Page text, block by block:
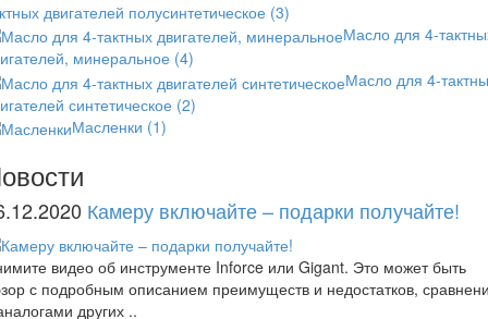
двигателей полусинтетическое (3)
Масло для 4-
минеральное (4)
Масло для 4-
синтетическое (2)
Масленки (1)
Камеру включайте – подарки получайте!
видео об инструменте Inforce или Gigant. Это может быть
с подробным описанием преимуществ и недостатков,
других ..